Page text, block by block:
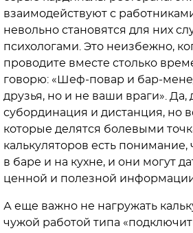
взаимодействуют с
невольно становятся для них
психологами. Это неизбежно,
проводите вместе столько
говорю: «Шеф-повар и бар-
друзья, но и не ваши враги». Да,
субординация и дистанция, но
которые делятся болевыми
калькуляторов есть понимание,
в баре и на кухне, и они могут
ценной и полезной
А еще важно не нагружать
чужой работой типа